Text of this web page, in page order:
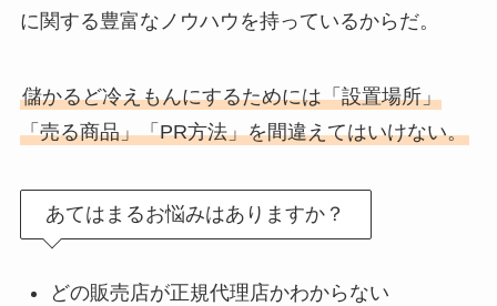
に関する豊富なノウハウを持っているからだ。
儲かるど冷えもんにするためには「設置場所」
「売る商品」「PR方法」を間違えてはいけない。
あてはまるお悩みはありますか？
どの販売店が正規代理店かわからない